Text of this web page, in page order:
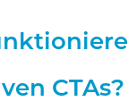
CTAs?